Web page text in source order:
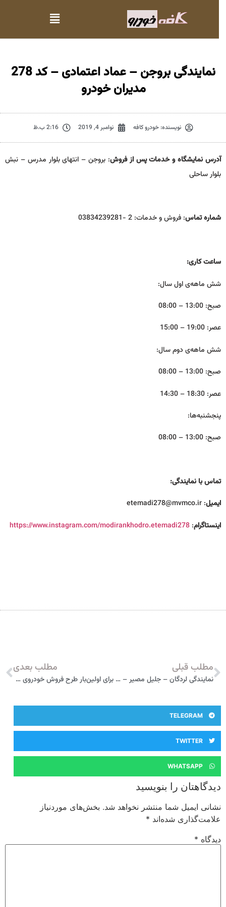
نمایندگی بروجن – عماد اعتمادی – کد 278
مدیران خودرو
نویسنده:خودرو کافه نوامبر 4, 2019 2:16 ب.ظ
آدرس نمایشگاه و خدمات پس از فروش: بروجن – انتهای بلوار مدرس – نبش
بلوار ساحلی
شماره تماس: فروش و خدمات: 2 -03834239281
ساعت کاری:
شش ماهه‌ی اول سال:
صبح: 13:00 – 08:00
عصر: 19:00 – 15:00
شش ماهه‌ی دوم سال:
صبح: 13:00 – 08:00
عصر: 18:30 – 14:30
پنجشنبه‌ها:
صبح: 13:00 – 08:00
تماس با نمایندگی:
ایمیل: etemadi278@mvmco.ir
اینستاگرام:
https://www.instagram.com/modirankhodro.etemadi278
مطلب قبلی
نمایندگی لردگان – جلیل مصیر – کد 439 مدیران خودرو
مطلب بعدی
برای اولین‌بار طرح فروش خودروی جدید MVM X55 آغاز شد
TELEGRAM
TWITTER
WHATSAPP
دیدگاهتان را بنویسید
نشانی ایمیل شما منتشر نخواهد شد. بخش‌های موردنیاز
علامت‌گذاری شده‌اند*
دیدگاه*